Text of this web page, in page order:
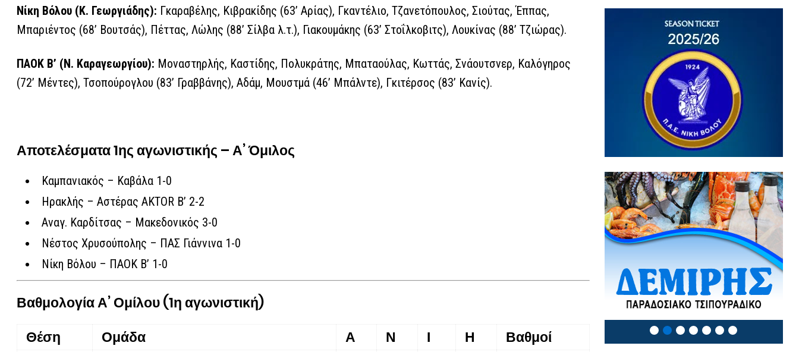
Νίκη Βόλου (Κ. Γεωργιάδης): Γκαραβέλης, Κιβρακίδης (63’ Αρίας), Γκαντέλιο, Τζανετόπουλος, Σιούτας, Έππας,
Μπαριέντος (68’ Βουτσάς), Πέττας, Λώλης (88’ Σίλβα λ.τ.), Γιακουμάκης (63’ Στοΐλκοβιτς), Λουκίνας (88’ Τζιώρας).
ΠΑΟΚ Β’ (Ν. Καραγεωργίου): Μοναστηρλής, Καστίδης, Πολυκράτης, Μπαταούλας, Κωττάς, Σνάουτσνερ, Καλόγηρος
(72’ Μέντες), Τσοπούρογλου (83’ Γραββάνης), Αδάμ, Μουστμά (46’ Μπάλντε), Γκιτέρσος (83’ Κανίς).
Αποτελέσματα 1ης αγωνιστικής – Α’ Όμιλος
Καμπανιακός – Καβάλα 1-0
Ηρακλής – Αστέρας AKTOR Β’ 2-2
Αναγ. Καρδίτσας – Μακεδονικός 3-0
Νέστος Χρυσούπολης – ΠΑΣ Γιάννινα 1-0
Νίκη Βόλου – ΠΑΟΚ Β’ 1-0
Βαθμολογία Α’ Ομίλου (1η αγωνιστική)
Θέση
Ομάδα Α Ν Ι Η
Βαθμοί
3 / 8